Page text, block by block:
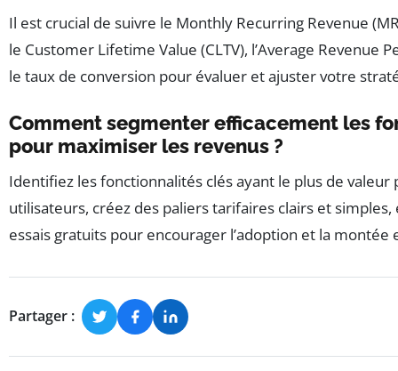
Il est crucial de suivre le Monthly Recurring Revenue
le Customer Lifetime Value (CLTV), l’Average Revenue
le taux de conversion pour évaluer et ajuster votre
Comment segmenter efficacement les
pour maximiser les revenus ?
Identifiez les fonctionnalités clés ayant le plus de valeur
utilisateurs, créez des paliers tarifaires clairs et simples,
essais gratuits pour encourager l’adoption et la montée
Partager :